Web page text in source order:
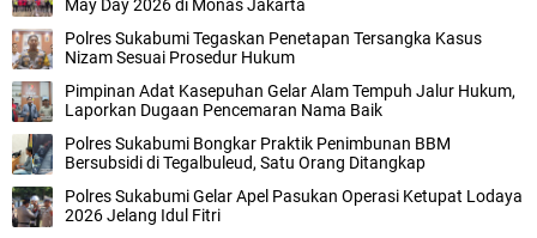
May Day 2026 di Monas Jakarta
Polres Sukabumi Tegaskan Penetapan Tersangka Kasus
Nizam Sesuai Prosedur Hukum
Pimpinan Adat Kasepuhan Gelar Alam Tempuh Jalur Hukum,
Laporkan Dugaan Pencemaran Nama Baik
Polres Sukabumi Bongkar Praktik Penimbunan BBM
Bersubsidi di Tegalbuleud, Satu Orang Ditangkap
Polres Sukabumi Gelar Apel Pasukan Operasi Ketupat Lodaya
2026 Jelang Idul Fitri